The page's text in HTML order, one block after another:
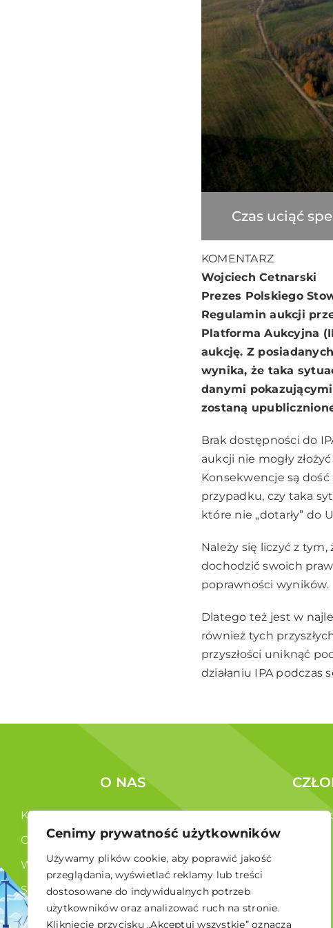
Cenimy prywatność użytkowników
Używamy plików cookie, aby poprawić jakość
przeglądania, wyświetlać reklamy lub treści
dostosowane do indywidualnych potrzeb
użytkowników oraz analizować ruch na stronie.
Kliknięcie przycisku „Akceptuj wszystkie” oznacza
Czas uciąć
KOMENTARZ
Wojciech Cetnarski
Prezes Polskiego
Regulamin aukcji
Platforma Aukcyjna
aukcję. Z
wynika, że taka
danymi
zostaną
Brak dostępności do
aukcji nie mogły
Konsekwencje są
przypadku, czy taka
które nie „dotarły” do
Należy się liczyć z
dochodzić swoich
poprawności wyników.
Dlatego też jest w
również tych
przyszłości uniknąć
działaniu IPA podczas
O NAS
Kim jesteśmy ?
Co robimy ?
Władze
Statut
RODO
Korzyści
Członkowie